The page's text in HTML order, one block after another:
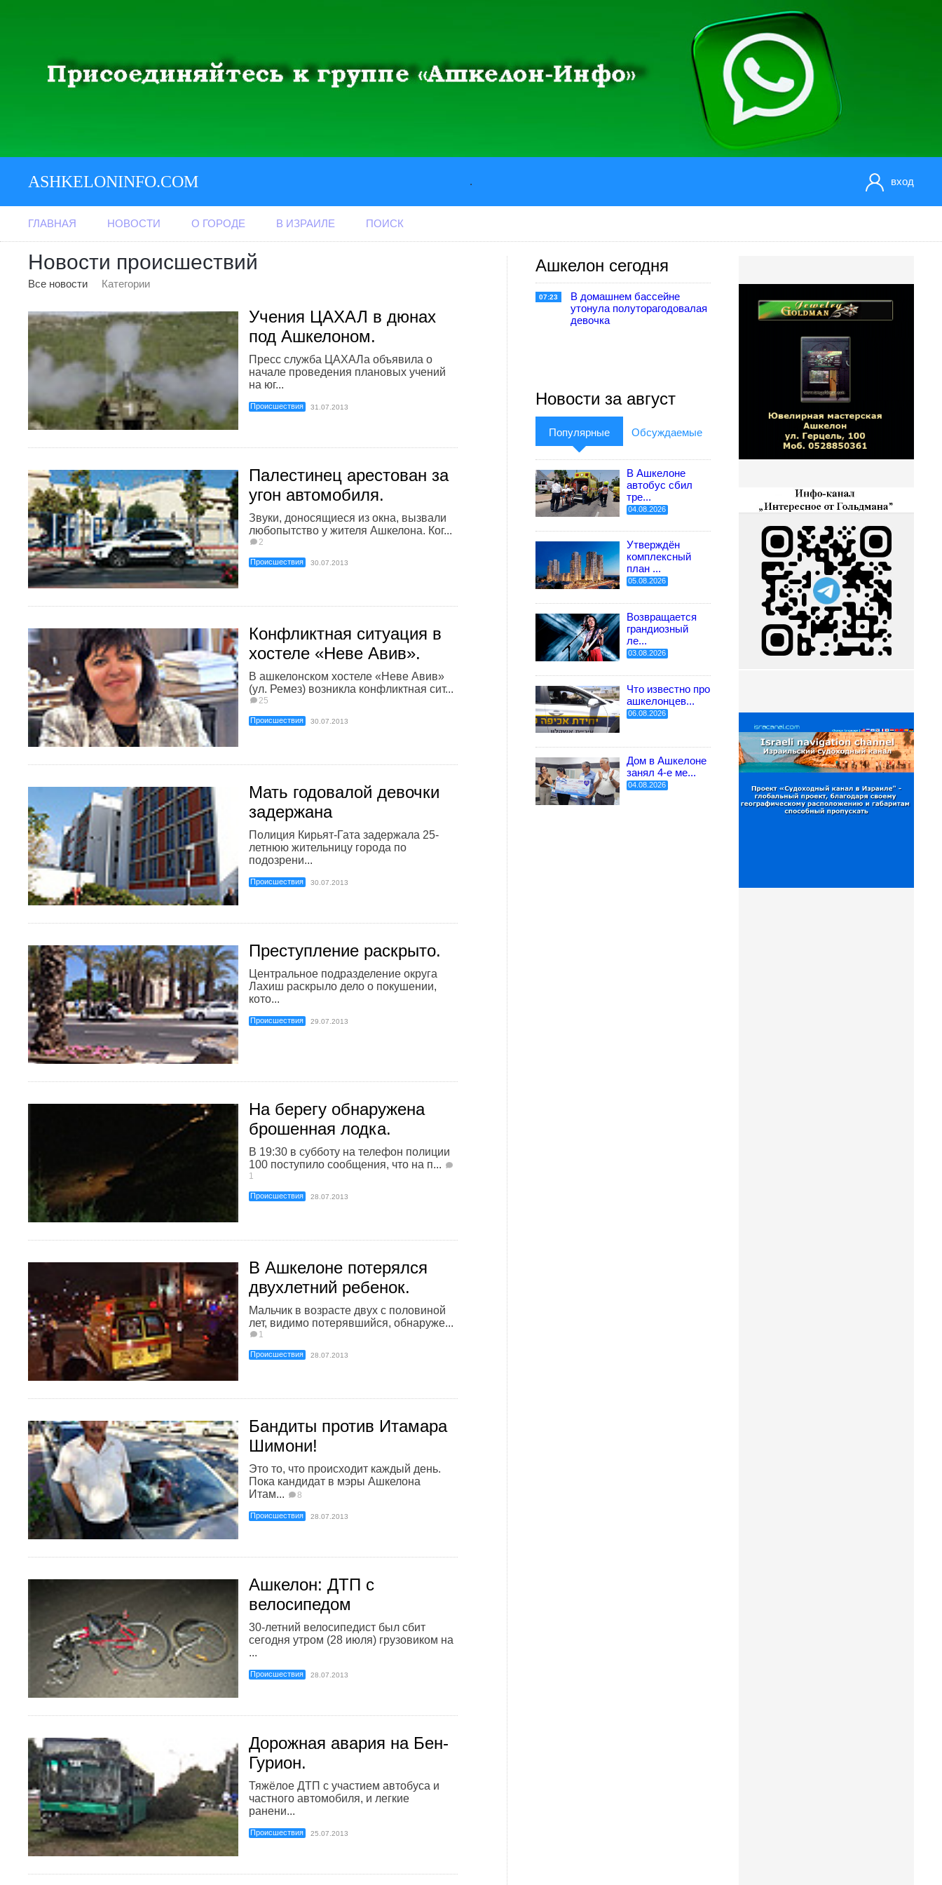
ASHKELONINFO.COM . вход
ГЛАВНАЯ НОВОСТИ О ГОРОДЕ В ИЗРАИЛЕ ПОИСК
Новости происшествий
Все новости Категории
Учения ЦАХАЛ в дюнах
под Ашкелоном.
Пресс служба ЦАХАЛа объявила о
начале проведения плановых учений
на юг...
Происшествия 31.07.2013
Палестинец арестован за
угон автомобиля.
Звуки, доносящиеся из окна, вызвали
любопытство у жителя Ашкелона. Ког...
2
Происшествия 30.07.2013
Конфликтная ситуация в
хостеле «Неве Авив».
В ашкелонском хостеле «Неве Авив»
(ул. Ремез) возникла конфликтная сит...
25
Происшествия 30.07.2013
Мать годовалой девочки
задержана
Полиция Кирьят-Гата задержала 25-
летнюю жительницу города по
подозрени...
Происшествия 30.07.2013
Преступление раскрыто.
Центральное подразделение округа
Лахиш раскрыло дело о покушении,
кото...
Происшествия 29.07.2013
На берегу обнаружена
брошенная лодка.
В 19:30 в субботу на телефон полиции
100 поступило сообщения, что на п...
1
Происшествия 28.07.2013
В Ашкелоне потерялся
двухлетний ребенок.
Мальчик в возрасте двух с половиной
лет, видимо потерявшийся, обнаруже...
1
Происшествия 28.07.2013
Бандиты против Итамара
Шимони!
Это то, что происходит каждый день.
Пока кандидат в мэры Ашкелона
Итам...
8
Происшествия 28.07.2013
Ашкелон: ДТП с
велосипедом
30-летний велосипедист был сбит
сегодня утром (28 июля) грузовиком на
...
Происшествия 28.07.2013
Дорожная авария на Бен-
Гурион.
Тяжёлое ДТП с участием автобуса и
частного автомобиля, и легкие
ранени...
Происшествия 25.07.2013
Ашкелон сегодня
07:23
В домашнем бассейне
утонула полуторагодовалая
девочка
Новости за август
Популярные Обсуждаемые
В Ашкелоне
автобус сбил
тре...
04.08.2026
Утверждён
комплексный
план ...
05.08.2026
Возвращается
грандиозный
ле...
03.08.2026
Что известно про
ашкелонцев...
06.08.2026
Дом в Ашкелоне
занял 4-е ме...
04.08.2026